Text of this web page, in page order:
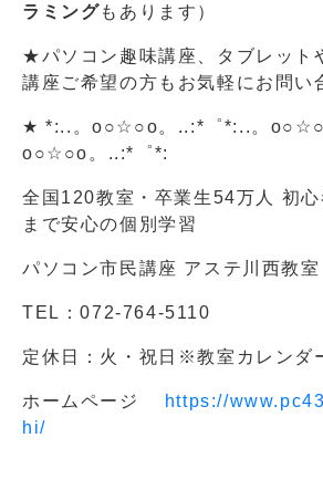
ラミングもあります）
★パソコン趣味講座、タブレット
講座ご希望の方もお気軽にお問い
★ *:..。o○☆○o。..:*゜*:..。
o○☆○o。..:*゜*:
全国120教室・卒業生54万人 初
まで安心の個別学習
パソコン市民講座 アステ川西教室
TEL：072-764-5110
定休日：火・祝日※教室カレンダ
ホームページ
https://
hi/